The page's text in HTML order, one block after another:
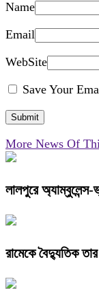
Name
Email
WebSite
Save Your
More News Of
লালপুরে
রামেকে বৈদ্যুতিক